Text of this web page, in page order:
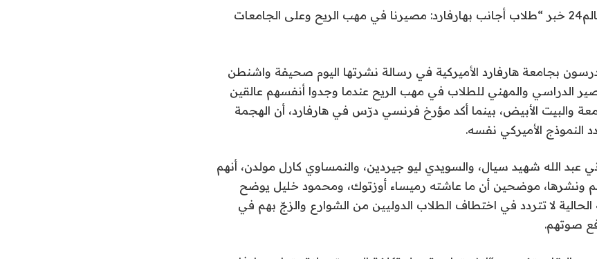
نقدم لكم في اشراق العالم24 خبر “طلاب أجانب بهارفارد: مصيرنا في مهب الريح وعلى الجامعات
بجامعة هارفارد الأميركية في رسالة نشرتها اليوم صحيفة واشنطن
الدراسي والمهني للطلاب في مهب الريح عندما وجدوا أنفسهم عالقين
والبيت الأبيض، بينما أكد مؤرخ فرنسي درّس في هارفارد، أن الهجمة
النموذج الأميركي نفسه.
عبد الله شهيد سيال، والسويدي ليو جيردين، والنمساوي كارل مولدن، أنهم
ونشرها، موضحين أن ما عاشته رميساء أوزتوك، ومحمود خليل يوضح
الحالية لا تتردد في اختطاف الطلاب الدوليين من الشوارع والزجّ بهم في
صوتهم.